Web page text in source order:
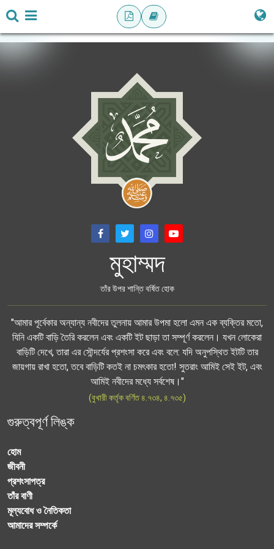
মুহাম্মদ
তাঁর উপর শান্তি বর্ষিত হোক
"আমার পূর্বেকার অন্যান্য নবীদের তুলনায় আমার উপমা হলো এমন এক ব্যক্তির মতো,
যিনি একটি বাড়ি তৈরি করলেন এবং একটি ইট ছাড়া তা সম্পূর্ণ করলেন। যখন লোকেরা
বাড়িটি দেখে, তারা এর সৌন্দর্যের প্রশংসা করে এবং বলে: যদি অনুপস্থিত ইটটি তার
জায়গায় রাখা হতো, তবে বাড়িটি কতই না চমৎকার হতো! সুতরাং আমিই সেই ইট, এবং
আমিই নবীদের মধ্যে সর্বশেষ।"
(বুখারী কর্তৃক বর্ণিত ৪.৭৩৪, ৪.৭৩৫)
গুরুত্বপূর্ণ লিঙ্ক
হোম
জীবনী
প্রশংসাপত্র
তাঁর বাণী
মূল্যবোধ ও নৈতিকতা
আমাদের সম্পর্কে